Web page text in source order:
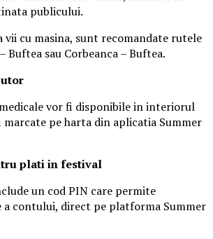
publicului.
vii cu masina, sunt recomandate rutele
Buftea sau Corbeanca – Buftea.
vor fi disponibile in interiorul
pe harta din aplicatia Summer
plati in festival
un cod PIN care permite
a contului, direct pe platforma Summer